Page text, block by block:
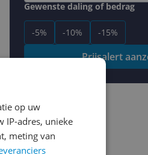
Gewenste daling of bedrag
-5% -10% -15%
Prijsalert
op uw
IP-adres, unieke
meting van